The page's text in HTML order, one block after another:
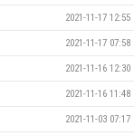
2021-11-17 12:55
2021-11-17 07:58
2021-11-16 12:30
2021-11-16 11:48
2021-11-03 07:17